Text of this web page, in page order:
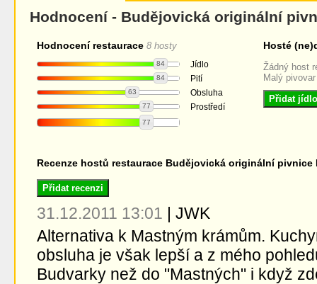
Hodnocení - Budějovická originální
Hodnocení restaurace 8 hosty
84 Jídlo
84 Pití
63 Obsluha
77 Prostředí
77
Hosté
Žádný host
Malý
Přidat
Recenze hostů restaurace Budějovická originální pivnice
Přidat recenzi
31.12.2011 13:01 | JWK
Alternativa k Mastným krámům.
obsluha je však lepší a z mého
Budvarky než do "Mastných" i když